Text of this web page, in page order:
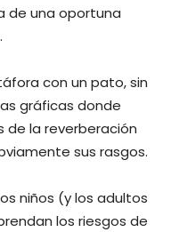
de una oportuna
con un pato, sin
gráficas donde
de la reverberación
sus rasgos.
niños (y los adultos
los riesgos de